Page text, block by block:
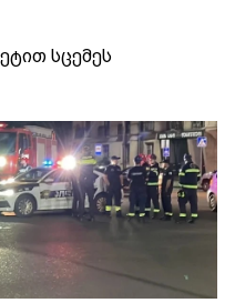
სცემეს